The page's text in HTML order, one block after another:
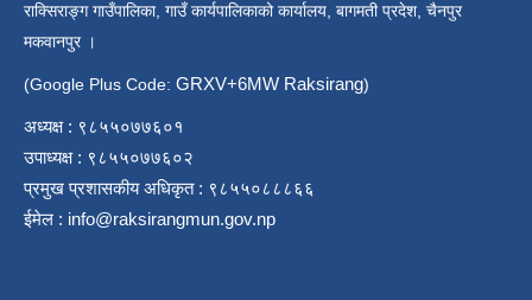
राक्सिराङ्ग गाउँपालिका, गाउँ कार्यपालिकाको कार्यालय, बागमती प्रदेश, चैनपुर
मकवानपुर ।
(Google Plus Code: GRXV+6MW Raksirang)
अध्यक्ष : ९८५५०७७६०१
उपाध्यक्ष : ९८५५०७७६०२
प्रमुख प्रशासकीय अधिकृत : ९८५५०८८८६६
ईमेल : info@raksirangmun.gov.np